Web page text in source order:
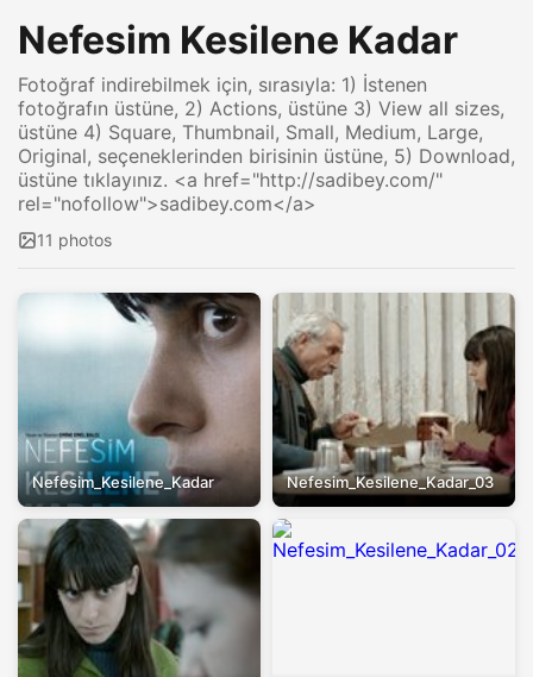
Nefesim Kesilene Kadar
Fotoğraf indirebilmek için, sırasıyla: 1) İstenen
fotoğrafın üstüne, 2) Actions, üstüne 3) View all sizes,
üstüne 4) Square, Thumbnail, Small, Medium, Large,
Original, seçeneklerinden birisinin üstüne, 5) Download,
üstüne tıklayınız. <a href="http://sadibey.com/"
rel="nofollow">sadibey.com</a>
11 photos
Nefesim_Kesilene_Kadar Nefesim_Kesilene_Kadar_03